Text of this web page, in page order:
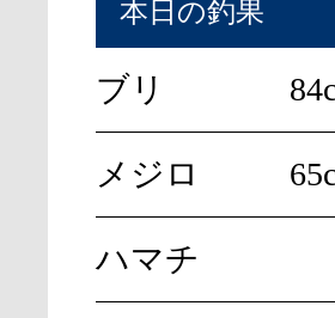
本日の釣果
ブリ
メジロ
ハマチ